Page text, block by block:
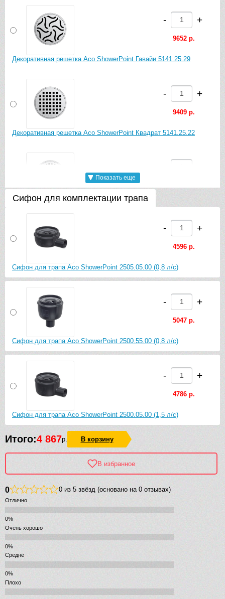
Декоративная решетка Aco ShowerPoint Гавайи 5141.25.29
- +
9652 р.
Декоративная решетка Aco ShowerPoint Квадрат 5141.25.22
- +
9409 р.
Декоративная решетка Aco ShowerPoint Лес 5141.25.26
9652 р.
Декоративная решетка Aco ShowerPoint Волна 5141.25.28
Показать еще
Сифон для комплектации трапа
Сифон для трапа Aco ShowerPoint 2505.05.00 (0,8 л/с)
- +
4596 р.
Сифон для трапа Aco ShowerPoint 2500.55.00 (0,8 л/с)
- +
5047 р.
Сифон для трапа Aco ShowerPoint 2500.05.00 (1,5 л/с)
- +
4786 р.
Итого:4 867р. В корзину
В избранное
0 0 из 5 звёзд (основано на 0 отзывах)
Отлично
Очень хорошо
Средне
Плохо